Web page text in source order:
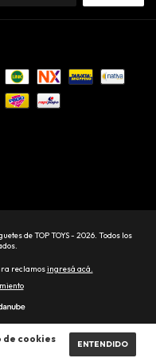
de cookies
ENTENDIDO
de TOP TOYS - 2026. Todos los
reclamosingresá acá.